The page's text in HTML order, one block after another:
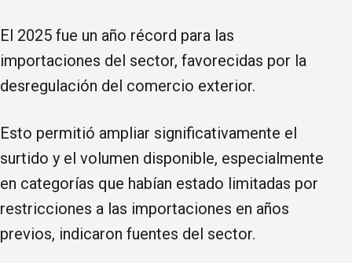
El 2025 fue un año récord para las
importaciones del sector, favorecidas por la
desregulación del comercio exterior.
Esto permitió ampliar significativamente el
surtido y el volumen disponible, especialmente
en categorías que habían estado limitadas por
restricciones a las importaciones en años
previos, indicaron fuentes del sector.